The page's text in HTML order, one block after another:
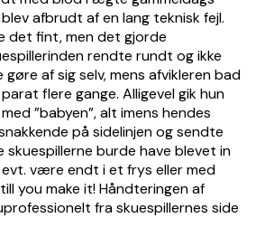
afbrudt af en lang teknisk fejl.
det fint, men det gjorde
rendte rundt og ikke
af sig selv, mens afvikleren bad
flere gange. Alligevel gik hun
”babyen”, alt imens hendes
på sidelinjen og sendte
skuespillerne burde have blevet in
være endt i et frys eller med
you make it! Håndteringen af
fra skuespillernes side